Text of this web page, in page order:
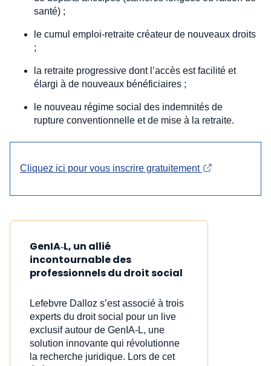
santé) ;
le cumul emploi-retraite créateur de nouveaux droits
;
la retraite progressive dont l’accès est facilité et
élargi à de nouveaux bénéficiaires ;
le nouveau régime social des indemnités de
rupture conventionnelle et de mise à la retraite.
Cliquez ici pour vous inscrire gratuitement
GenIA‑L, un allié
incontournable des
professionnels du droit social
Lefebvre Dalloz s’est associé à trois
experts du droit social pour un live
exclusif autour de GenIA‑L, une
solution innovante qui révolutionne
la recherche juridique. Lors de cet